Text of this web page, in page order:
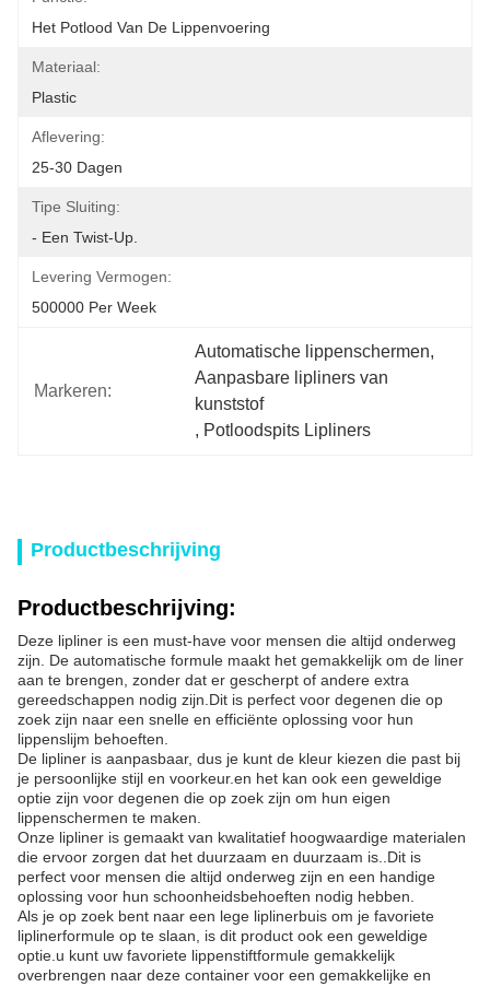
Het Potlood Van De Lippenvoering
Materiaal:
Plastic
Aflevering:
25-30 Dagen
Tipe Sluiting:
- Een Twist-Up.
Levering Vermogen:
500000 Per Week
Markeren:
Automatische lippenschermen,
Aanpasbare lipliners van
kunststof
, Potloodspits Lipliners
Productbeschrijving
Productbeschrijving:
Deze lipliner is een must-have voor mensen die altijd onderweg
zijn. De automatische formule maakt het gemakkelijk om de liner
aan te brengen, zonder dat er gescherpt of andere extra
gereedschappen nodig zijn.Dit is perfect voor degenen die op
zoek zijn naar een snelle en efficiënte oplossing voor hun
lippenslijm behoeften.
De lipliner is aanpasbaar, dus je kunt de kleur kiezen die past bij
je persoonlijke stijl en voorkeur.en het kan ook een geweldige
optie zijn voor degenen die op zoek zijn om hun eigen
lippenschermen te maken.
Onze lipliner is gemaakt van kwalitatief hoogwaardige materialen
die ervoor zorgen dat het duurzaam en duurzaam is..Dit is
perfect voor mensen die altijd onderweg zijn en een handige
oplossing voor hun schoonheidsbehoeften nodig hebben.
Als je op zoek bent naar een lege liplinerbuis om je favoriete
liplinerformule op te slaan, is dit product ook een geweldige
optie.u kunt uw favoriete lippenstiftformule gemakkelijk
overbrengen naar deze container voor een gemakkelijke en